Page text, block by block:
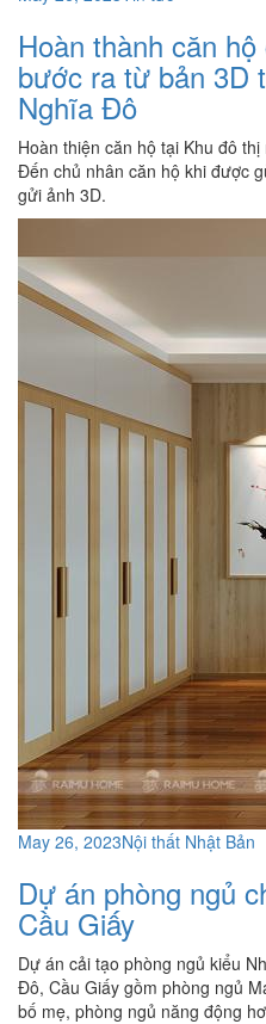
Hoàn thành căn
bước ra từ bản 3D
Nghĩa Đô
Hoàn thiện căn hộ tại Khu đô
Đến chủ nhân căn hộ khi được
gửi ảnh 3D.
May 26, 2023Nội thất Nhật Bản
Dự án phòng ngủ
Cầu Giấy
Dự án cải tạo phòng ngủ kiểu
Đô, Cầu Giấy gồm phòng ngủ
bố mẹ, phòng ngủ năng động